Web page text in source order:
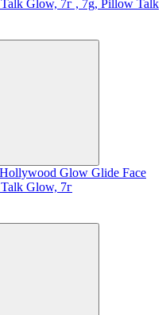
Glow Glide Face
Glow, 7г